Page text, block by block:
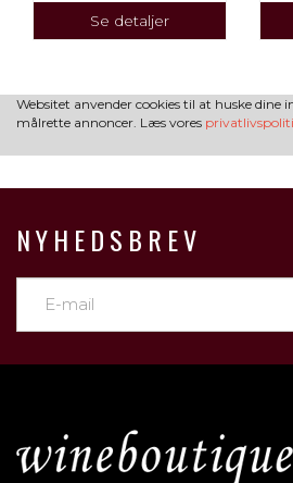
Se detaljer
Websitet anvender cookies til at huske dine
målrette annoncer. Læs vores
NYHEDSBREV